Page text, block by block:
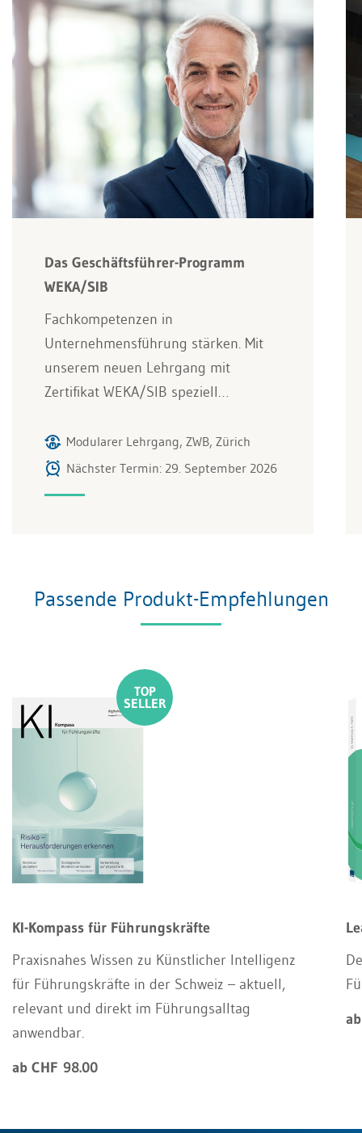
Das Geschäftsführer-Programm
WEKA/SIB
Fachkompetenzen in
Unternehmensführung stärken. Mit
unserem neuen Lehrgang mit
Zertifikat WEKA/SIB speziell…
Modularer Lehrgang, ZWB, Zürich
Nächster Termin: 29. September 2026
Passende Produkt-Empfehlungen
KI-Kompass für Führungskräfte
Praxisnahes Wissen zu Künstlicher Intelligenz
für Führungskräfte in der Schweiz – aktuell,
relevant und direkt im Führungsalltag
anwendbar.
ab CHF 98.00